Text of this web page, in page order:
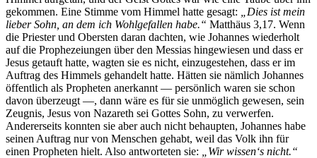
gekommen. Eine Stimme vom Himmel hatte gesagt:
„Dies ist mein
lieber Sohn, an dem ich Wohlgefallen habe.“ Matthäus 3,17. Wenn
die Priester und Obersten daran dachten, wie Johannes wiederholt
auf die Prophezeiungen über den Messias hingewiesen und dass er
Jesus getauft hatte, wagten sie es nicht, einzugestehen, dass er im
Auftrag des Himmels gehandelt hatte. Hätten sie nämlich Johannes
öffentlich als Propheten anerkannt — persönlich waren sie schon
davon überzeugt —, dann wäre es für sie unmöglich gewesen, sein
Zeugnis, Jesus von Nazareth sei Gottes Sohn, zu verwerfen.
Andererseits konnten sie aber auch nicht behaupten, Johannes habe
seinen Auftrag nur von Menschen gehabt, weil das Volk ihn für
einen Propheten hielt. Also antworteten sie:
„Wir wissen‘s nicht.“